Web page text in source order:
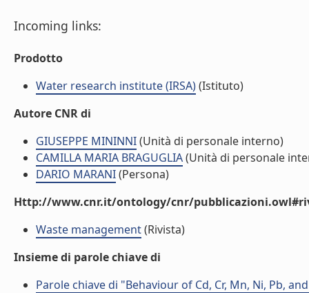
Incoming links:
Prodotto
Water research institute (IRSA)(Istituto)
Autore CNR di
GIUSEPPE MININNI(Unità di personale interno)
CAMILLA MARIA BRAGUGLIA(Unità di personale
DARIO MARANI(Persona)
Http://www.cnr.it/ontology/cnr/
Waste management(Rivista)
Insieme di parole chiave di
Parole chiave di "Behaviour of Cd, Cr, Mn, Ni, Pb,